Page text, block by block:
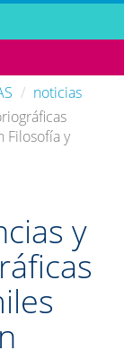
noticias
Filosofía y
y